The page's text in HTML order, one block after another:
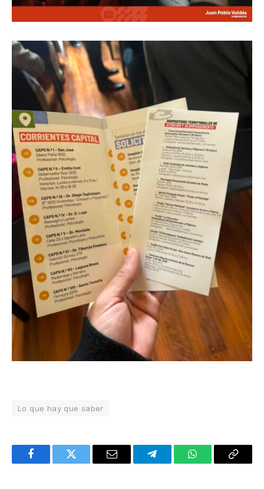
Lo que hay que saber
FacebookTwitter Email TelegramWhatsAppCopy